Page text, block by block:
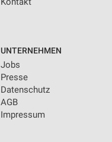
UNTERNEHMEN
Jobs
Presse
Datenschutz
AGB
Impressum